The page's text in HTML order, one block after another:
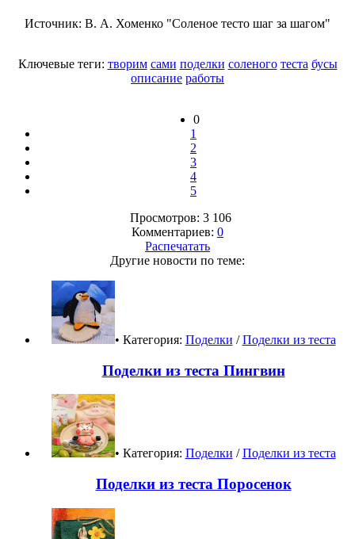
Источник: В. А. Хоменко "Соленое тесто шаг за шагом"
Ключевые теги: творим сами поделки соленого теста бусы
описание работы
0
1
2
3
4
5
Просмотров: 3 106
Комментариев: 0
Распечатать
Другие новости по теме:
• Категория: Поделки /Поделки из теста
Поделки из теста Пингвин
• Категория: Поделки /Поделки из теста
Поделки из теста Поросенок